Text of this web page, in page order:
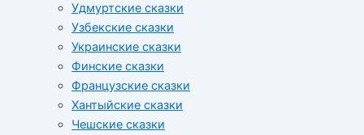
Удмуртские сказки
Узбекские сказки
Украинские сказки
Финские сказки
Французские сказки
Хантыйские сказки
Чешские сказки